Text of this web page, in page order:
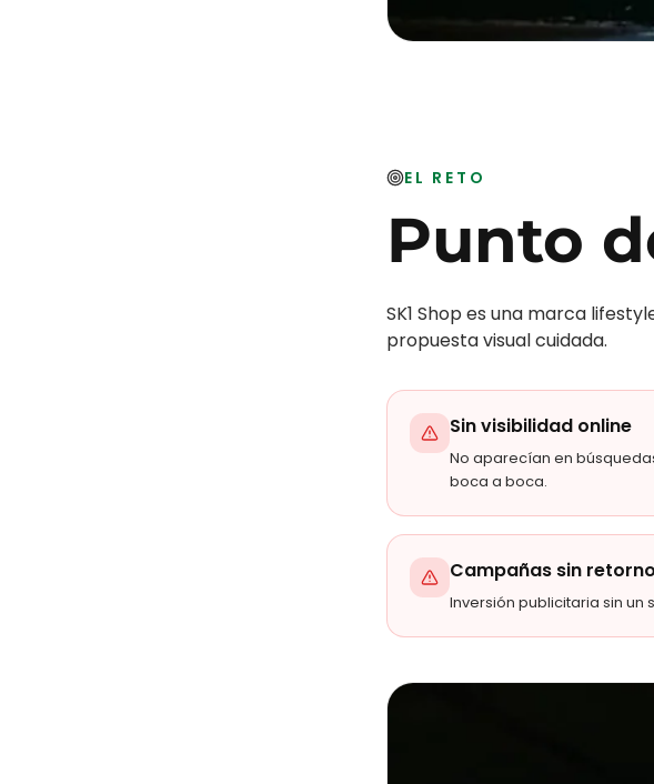
EL RETO
Punto
SK1 Shop es una marca
propuesta visual cuidada.
Sin visibilidad online
No aparecían en
boca a boca.
Campañas sin retorno
Inversión publicitaria sin un